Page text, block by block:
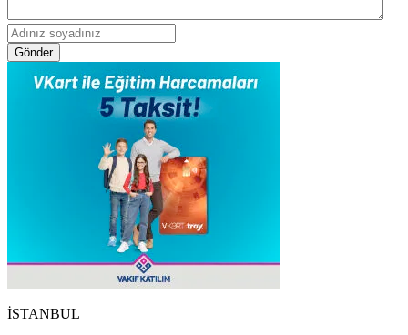
Gönder
İSTANBUL